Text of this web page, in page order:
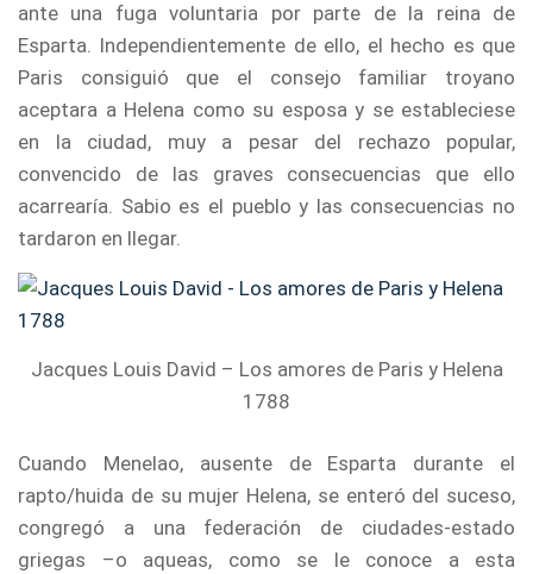
ante una fuga voluntaria por parte de la reina de
Esparta. Independientemente de ello, el hecho es que
Paris consiguió que el consejo familiar troyano
aceptara a Helena como su esposa y se estableciese
en la ciudad, muy a pesar del rechazo popular,
convencido de las graves consecuencias que ello
acarrearía. Sabio es el pueblo y las consecuencias no
tardaron en llegar.
Jacques Louis David – Los amores de Paris y Helena
1788
Cuando Menelao, ausente de Esparta durante el
rapto/huida de su mujer Helena, se enteró del suceso,
congregó a una federación de ciudades-estado
griegas –o aqueas, como se le conoce a esta